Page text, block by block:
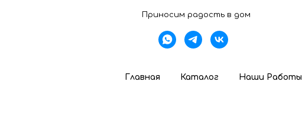
Приносим радость в дом
Главная Каталог Наши Работы